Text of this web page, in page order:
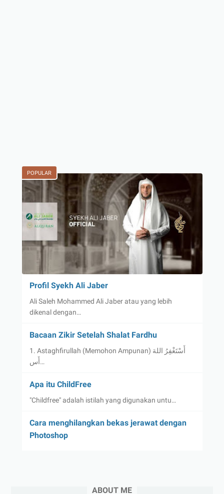
POPULAR
Profil Syekh Ali Jaber
Ali Saleh Mohammed Ali Jaber atau yang lebih
dikenal dengan…
Bacaan Zikir Setelah Shalat Fardhu
1. Astaghfirullah (Memohon Ampunan) أَسْتَغْفِرُ اللهَ
أَس…
Apa itu ChildFree
"Childfree" adalah istilah yang digunakan untu…
Cara menghilangkan bekas jerawat dengan
Photoshop
ABOUT ME